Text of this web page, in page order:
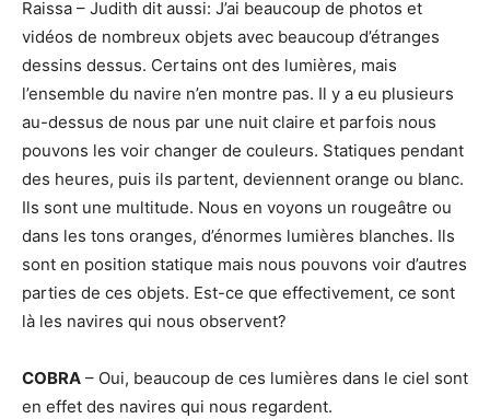
Raissa – Judith dit aussi: J’ai beaucoup de photos et
vidéos de nombreux objets avec beaucoup d’étranges
dessins dessus. Certains ont des lumières, mais
l’ensemble du navire n’en montre pas. Il y a eu plusieurs
au-dessus de nous par une nuit claire et parfois nous
pouvons les voir changer de couleurs. Statiques pendant
des heures, puis ils partent, deviennent orange ou blanc.
Ils sont une multitude. Nous en voyons un rougeâtre ou
dans les tons oranges, d’énormes lumières blanches. Ils
sont en position statique mais nous pouvons voir d’autres
parties de ces objets. Est-ce que effectivement, ce sont
là les navires qui nous observent?
COBRA – Oui, beaucoup de ces lumières dans le ciel sont
en effet des navires qui nous regardent.